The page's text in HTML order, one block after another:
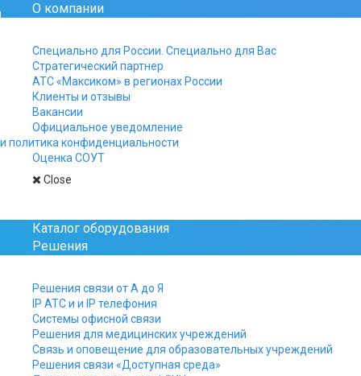
О компании
Специально для России. Специально для Вас
Стратегический партнер
АТС «Максиком» в регионах России
Клиенты и отзывы
Вакансии
Официальное уведомление
и политика конфиденциальности
Оценка СОУТ
Close
Каталог оборудования
Решения
Решения связи от А до Я
IP АТС и и IP телефония
Системы офисной связи
Решения для медицинских учреждений
Связь и оповещение для образовательных учреждений
Решения связи «Доступная среда»
Официальный сайт
Главная Решения IP АТС и IP телефония
Аппаратная IP АТС российского
производства
IP телефония для офиса.
Многоканальный 8(800)